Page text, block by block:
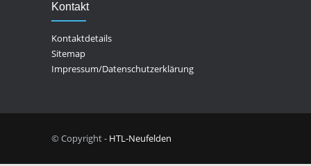
Kontakt
Kontaktdetails
Sitemap
Impressum/Datenschutzerklärung
© Copyright - HTL-Neufelden